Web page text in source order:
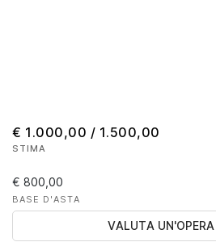
€ 1.000,00 / 1.500,00
STIMA
€ 800,00
BASE D'ASTA
VALUTA